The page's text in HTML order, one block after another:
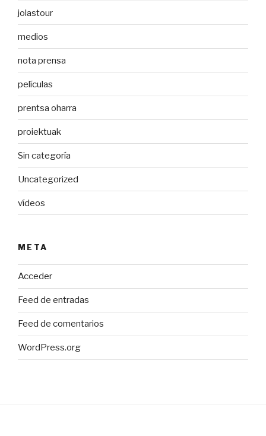
jolastour
medios
nota prensa
películas
prentsa oharra
proiektuak
Sin categoría
Uncategorized
vídeos
META
Acceder
Feed de entradas
Feed de comentarios
WordPress.org